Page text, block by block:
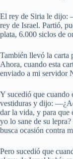
El rey de Siria le dijo:
rey de Israel. Partió,
plata, 6.000 siclos de
También llevó la carta
Ahora, cuando esta
enviado a mi servidor
Y sucedió que cuando
vestiduras y dijo:
dar la vida, y para que
yo lo sane de su
busca ocasión contra
Pero sucedió que